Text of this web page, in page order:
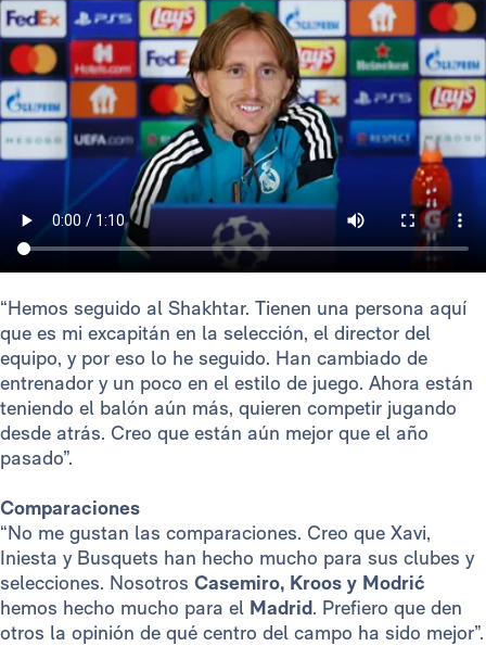
“Hemos seguido al Shakhtar. Tienen una persona aquí
que es mi excapitán en la selección, el director del
equipo, y por eso lo he seguido. Han cambiado de
entrenador y un poco en el estilo de juego. Ahora están
teniendo el balón aún más, quieren competir jugando
desde atrás. Creo que están aún mejor que el año
pasado”.
Comparaciones
“No me gustan las comparaciones. Creo que Xavi,
Iniesta y Busquets han hecho mucho para sus clubes y
selecciones. Nosotros Casemiro, Kroos y Modrić
hemos hecho mucho para el Madrid. Prefiero que den
otros la opinión de qué centro del campo ha sido mejor”.